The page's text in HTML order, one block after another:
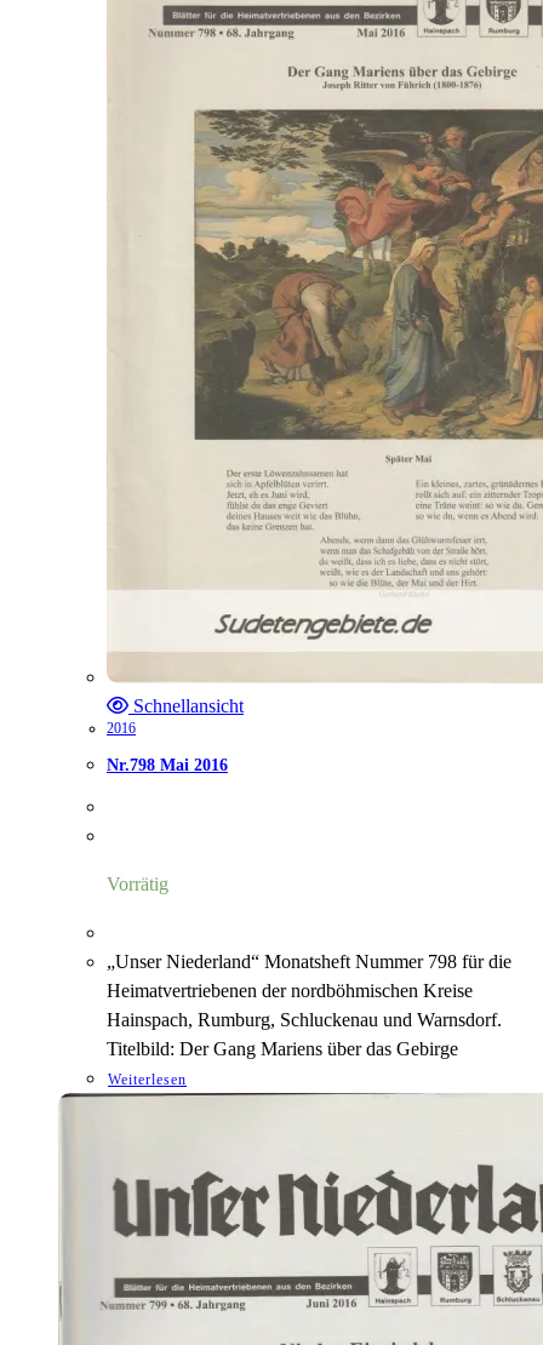
Schnellansicht
2016
Nr.798 Mai 2016
Vorrätig
„Unser Niederland“ Monatsheft Nummer 798 für die
Heimatvertriebenen der nordböhmischen Kreise
Hainspach, Rumburg, Schluckenau und Warnsdorf.
Titelbild: Der Gang Mariens über das Gebirge
Weiterlesen